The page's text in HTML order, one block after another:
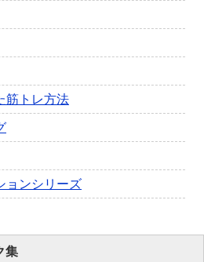
筋トレ方法
ョンシリーズ
集